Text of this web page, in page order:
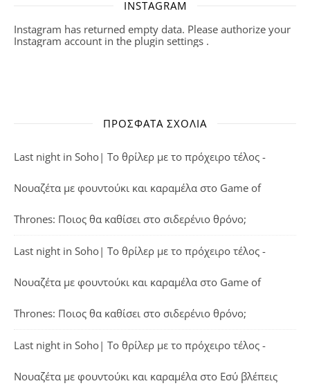
INSTAGRAM
Instagram has returned empty data. Please authorize your
Instagram account in the plugin settings .
ΠΡΌΣΦΑΤΑ ΣΧΌΛΙΑ
Last night in Soho| Το θρίλερ με το πρόχειρο τέλος -
Νουαζέτα με φουντούκι και καραμέλα στο Game of
Thrones: Ποιος θα καθίσει στο σιδερένιο θρόνο;
Last night in Soho| Το θρίλερ με το πρόχειρο τέλος -
Νουαζέτα με φουντούκι και καραμέλα στο Game of
Thrones: Ποιος θα καθίσει στο σιδερένιο θρόνο;
Last night in Soho| Το θρίλερ με το πρόχειρο τέλος -
Νουαζέτα με φουντούκι και καραμέλα στο Εσύ βλέπεις